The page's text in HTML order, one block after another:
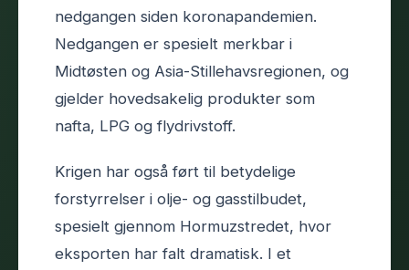
nedgangen siden koronapandemien.
Nedgangen er spesielt merkbar i
Midtøsten og Asia-Stillehavsregionen, og
gjelder hovedsakelig produkter som
nafta, LPG og flydrivstoff.
Krigen har også ført til betydelige
forstyrrelser i olje- og gasstilbudet,
spesielt gjennom Hormuzstredet, hvor
eksporten har falt dramatisk. I et